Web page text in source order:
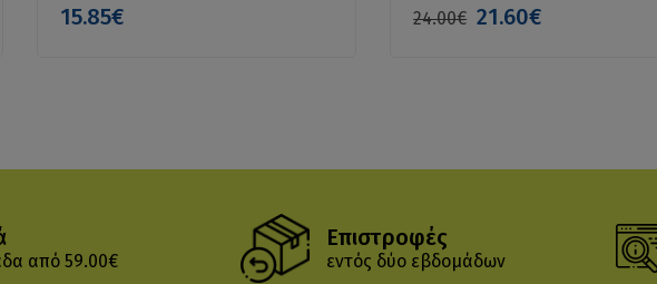
15.85€ 24.00€ 21.60€
από 59.00€
Επιστροφές
εντός δύο εβδομάδων